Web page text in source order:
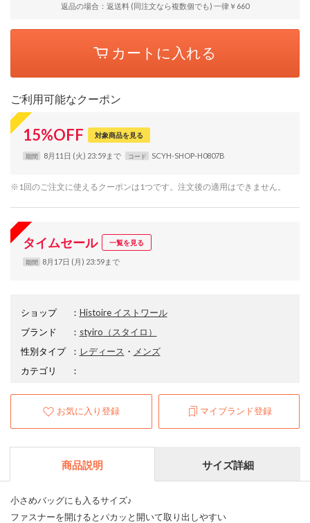
返品の場合：返送料 (同注文なら複数個でも) 一律￥660
カートに入れる
ご利用可能なクーポン
15%OFF 対象商品を見る
期間 8月11日 (火) 23:59まで コード SCYH-SHOP-H0807B
※1回のご注文に使えるクーポンは1つです。注文後の適用はできません。
タイムセール 一覧を見る
期間 8月17日 (月) 23:59まで
ショップ ： Histoire イストワール
ブランド
： styiro （スタイロ）
性別タイプ
： レディース ・ メンズ
カテゴリ
：
お気に入り登録 マイブランド登録
商品説明 サイズ詳細
小さめバッグにも入るサイズ♪
ファスナーを開けるとパカッと開いて取り出しやすい